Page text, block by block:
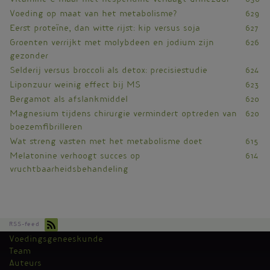
Voeding op maat van het metabolisme?
629
Eerst proteïne, dan witte rijst: kip versus soja
627
Groenten verrijkt met molybdeen en jodium zijn
gezonder
626
Selderij versus broccoli als detox: precisiestudie
624
Liponzuur weinig effect bij MS
623
Bergamot als afslankmiddel
620
Magnesium tijdens chirurgie vermindert optreden van
boezemfibrilleren
620
Wat streng vasten met het metabolisme doet
615
Melatonine verhoogt succes op
vruchtbaarheidsbehandeling
614
RSS-feed
Kantoormenu
Voedingsgeneeskunde
Team
Auteurs